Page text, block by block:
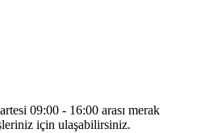
09:00 - 16:00 arası merak
için ulaşabilirsiniz.